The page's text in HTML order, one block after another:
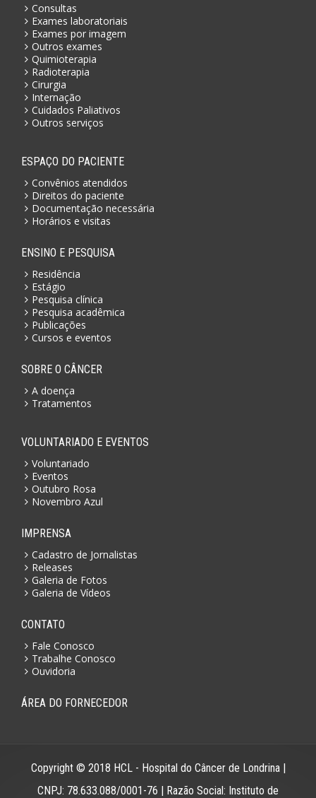
Consultas
Exames laboratoriais
Exames por imagem
Outros exames
Quimioterapia
Radioterapia
Cirurgia
Internação
Cuidados Paliativos
Outros serviços
ESPAÇO DO PACIENTE
Convênios atendidos
Direitos do paciente
Documentação necessária
Horários e visitas
ENSINO E PESQUISA
Residência
Estágio
Pesquisa clínica
Pesquisa acadêmica
Publicações
Cursos e eventos
SOBRE O CÂNCER
A doença
Tratamentos
VOLUNTARIADO E EVENTOS
Voluntariado
Eventos
Outubro Rosa
Novembro Azul
IMPRENSA
Cadastro de Jornalistas
Releases
Galeria de Fotos
Galeria de Vídeos
CONTATO
Fale Conosco
Trabalhe Conosco
Ouvidoria
ÁREA DO FORNECEDOR
Copyright © 2018 HCL - Hospital do Câncer de Londrina |
CNPJ: 78.633.088/0001-76 | Razão Social: Instituto de